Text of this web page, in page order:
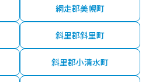
網走郡美幌町
斜里郡斜里町
斜里郡小清水町